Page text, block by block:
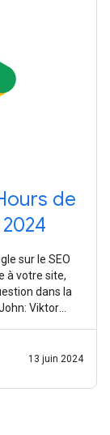
de
sur le SEO
à votre site,
dans la
Viktor
13 juin 2024